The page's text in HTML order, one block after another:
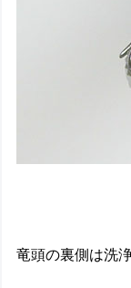
竜頭の裏側は洗